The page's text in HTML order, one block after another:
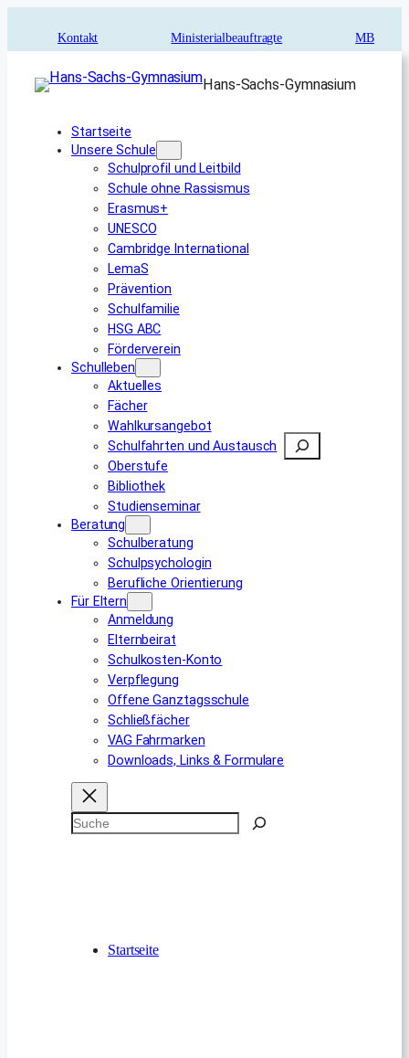
springen
Kontakt Ministerialbeauftragte MB
Hans-Sachs-Gymnasium
Startseite
Unsere Schule
Schulprofil und Leitbild
Schule ohne Rassismus
Erasmus+
UNESCO
Cambridge International
LemaS
Prävention
Schulfamilie
HSG ABC
Förderverein
Schulleben
Aktuelles
Fächer
Wahlkursangebot
Schulfahrten und Austausch
Oberstufe
Bibliothek
Studienseminar
Beratung
Schulberatung
Schulpsychologin
Berufliche Orientierung
Für Eltern
Anmeldung
Elternbeirat
Schulkosten-Konto
Verpflegung
Offene Ganztagsschule
Schließfächer
VAG Fahrmarken
Downloads, Links & Formulare
Suchen
Suchen
Startseite